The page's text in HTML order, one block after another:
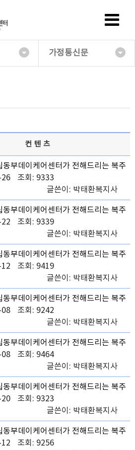
가정통신문
컨텐츠
동부데이케어센터가 전해드리는 복주
26
조회: 9333
글쓴이: 박태환복지사
동부데이케어센터가 전해드리는 복주
조회: 9339
글쓴이: 박태환복지사
동부데이케어센터가 전해드리는 복주
조회: 9419
글쓴이: 박태환복지사
동부데이케어센터가 전해드리는 복주
08
조회: 9242
글쓴이: 박태환복지사
동부데이케어센터가 전해드리는 복주
08
조회: 9464
글쓴이: 박태환복지사
동부데이케어센터가 전해드리는 복주
20
조회: 9323
글쓴이: 박태환복지사
동부데이케어센터가 전해드리는 복주
조회: 9256